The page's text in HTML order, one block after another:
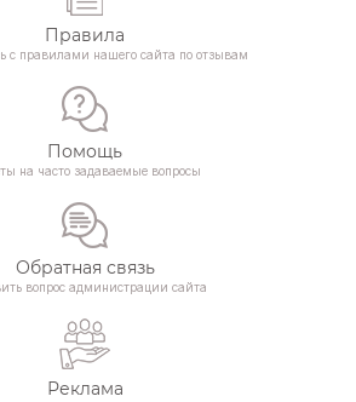
Правила
с правилами нашего сайта по отзывам
Помощь
на часто задаваемые вопросы
Обратная связь
вопрос администрации сайта
Реклама